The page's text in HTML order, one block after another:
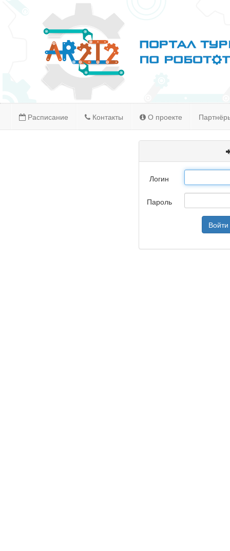
Расписание Контакты О проекте
Логин
Пароль
Войти